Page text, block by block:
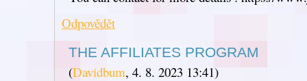
Odpovědět
THE AFFILIATES PROGRAM
(Davidbum, 4. 8. 2023 13:41)